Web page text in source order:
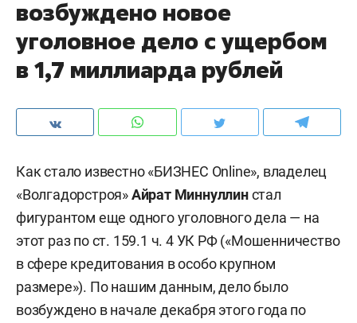
возбуждено новое
уголовное дело с ущербом
в 1,7 миллиарда рублей
Как стало известно «БИЗНЕС Online», владелец
«Волгадорстроя»Айрат Миннуллинстал
фигурантом еще одного уголовного дела — на
этот раз по ст. 159.1 ч. 4 УК РФ («Мошенничество
в сфере кредитования в особо крупном
размере»). По нашим данным, дело было
возбуждено в начале декабря этого года по